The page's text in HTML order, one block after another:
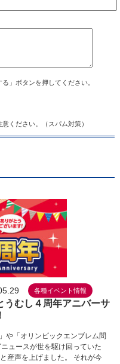
」ボタンを押してください。
ください。（スパム対策）
各種イベント情報
うむし４周年アニバーサ
や「オリンピックエンブレム問
ュースが世を駆け回っていた
産声を上げました。 それが今